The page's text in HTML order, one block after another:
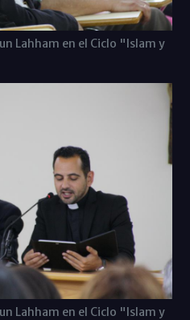
Lahham en el Ciclo "Islam y
Lahham en el Ciclo "Islam y